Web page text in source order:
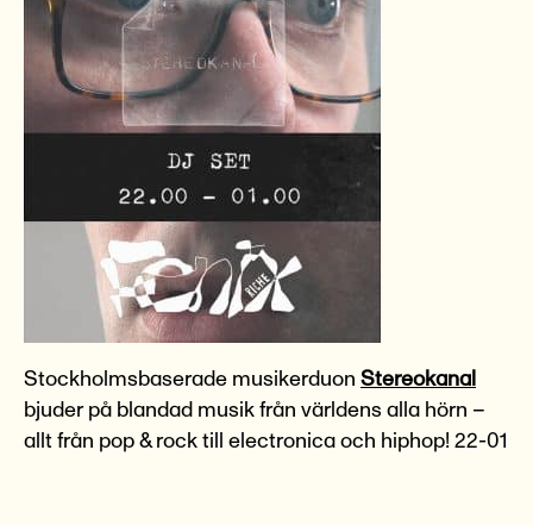
Stockholmsbaserade musikerduon Stereokanal
bjuder på blandad musik från världens alla hörn –
allt från pop & rock till electronica och hiphop! 22-01